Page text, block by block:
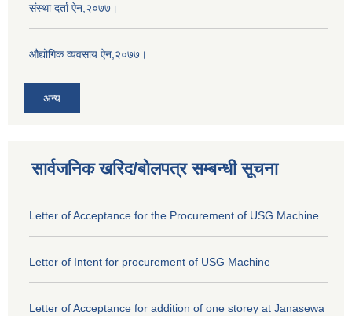
संस्था दर्ता ऐन,२०७७।
औद्योगिक व्यवसाय ऐन,२०७७।
अन्य
सार्वजनिक खरिद/बोलपत्र सम्बन्धी सूचना
Letter of Acceptance for the Procurement of USG Machine
Letter of Intent for procurement of USG Machine
Letter of Acceptance for addition of one storey at Janasewa